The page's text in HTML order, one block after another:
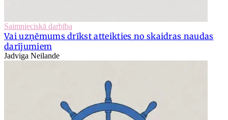
Saimnieciskā darbība
Vai uzņēmums drīkst atteikties no skaidras naudas
darījumiem
Jadviga Neilande